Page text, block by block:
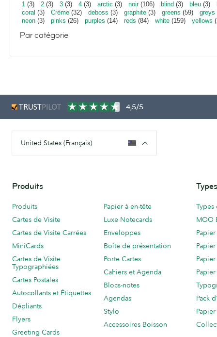
1 (3) 2 (3) 3 (3) 4 (3) arctic (3) noir(106) blind (3) bleu (3)
coral (3) Crème (32) deboss (3) graphite (3) greens (59) greys
neon (3) pinks (26) purples (14) reds (84) white (159) yellows
Par catégorie
4,5/5
United States (Français)
Produits
Produits
Cartes de Visite
Cartes de Visite Carrées
MiniCards
Cartes de Visite
Typographiées
Cartes Postales
Autocollants et Étiquettes
Dépliants
Flyers
Greeting Cards
Papier à en-tête
Luxe Notecards
Enveloppes
Boîte de présentation
Porte Cartes
Cahiers et Agenda
Blocs-notes
Agendas
Stylo
Accessoires Boisson
MOO
Pack